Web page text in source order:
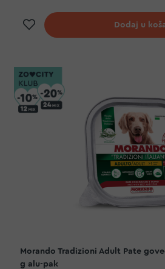
Dodaj na listu želja
Dodaj u
Morando Tradizioni Adult Pate
g alu-pak